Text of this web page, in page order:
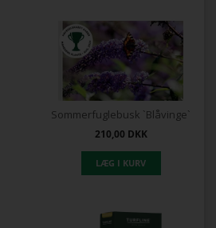
Sommerfuglebusk `Blåvinge`
210,00 DKK